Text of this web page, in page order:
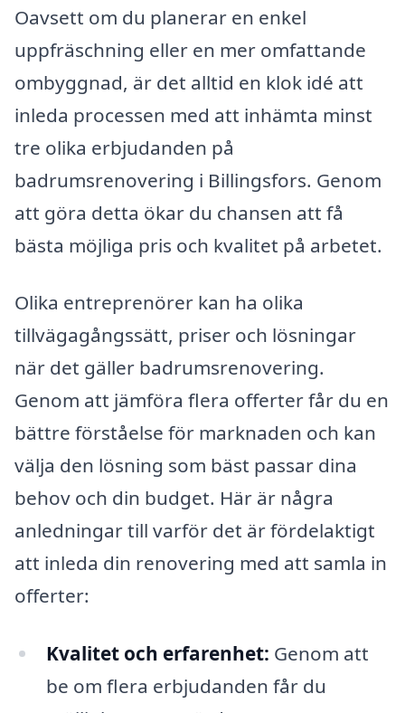
Oavsett om du planerar en enkel
uppfräschning eller en mer omfattande
ombyggnad, är det alltid en klok idé att
inleda processen med att inhämta minst
tre olika erbjudanden på
badrumsrenovering i Billingsfors. Genom
att göra detta ökar du chansen att få
bästa möjliga pris och kvalitet på arbetet.
Olika entreprenörer kan ha olika
tillvägagångssätt, priser och lösningar
när det gäller badrumsrenovering.
Genom att jämföra flera offerter får du en
bättre förståelse för marknaden och kan
välja den lösning som bäst passar dina
behov och din budget. Här är några
anledningar till varför det är fördelaktigt
att inleda din renovering med att samla in
offerter:
Kvalitet och erfarenhet: Genom att
be om flera erbjudanden får du